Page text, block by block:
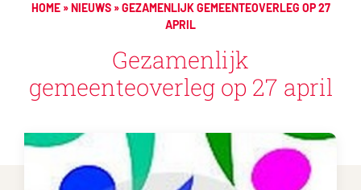
HOME»NIEUWS»GEZAMENLIJK GEMEENTEOVERLEG OP 27
APRIL
Gezamenlijk
gemeenteoverleg op 27 april